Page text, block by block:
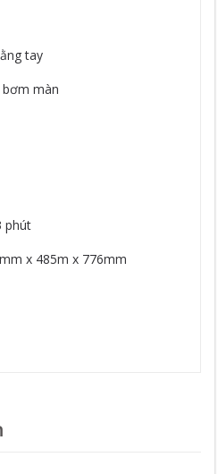
tay
màn
x 485m x 776mm